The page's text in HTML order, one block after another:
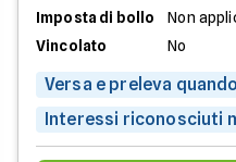
Imposta di bollo
Non
Vincolato
No
Versa e preleva
Interessi riconosciuti